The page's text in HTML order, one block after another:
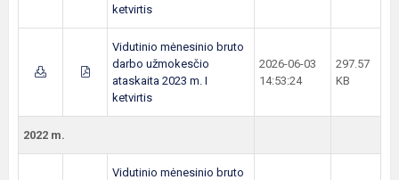
ketvirtis
Vidutinio mėnesinio bruto
darbo užmokesčio
ataskaita 2023 m. I
ketvirtis
2026-06-03
14:53:24
297.57
KB
2022 m.
Vidutinio mėnesinio bruto